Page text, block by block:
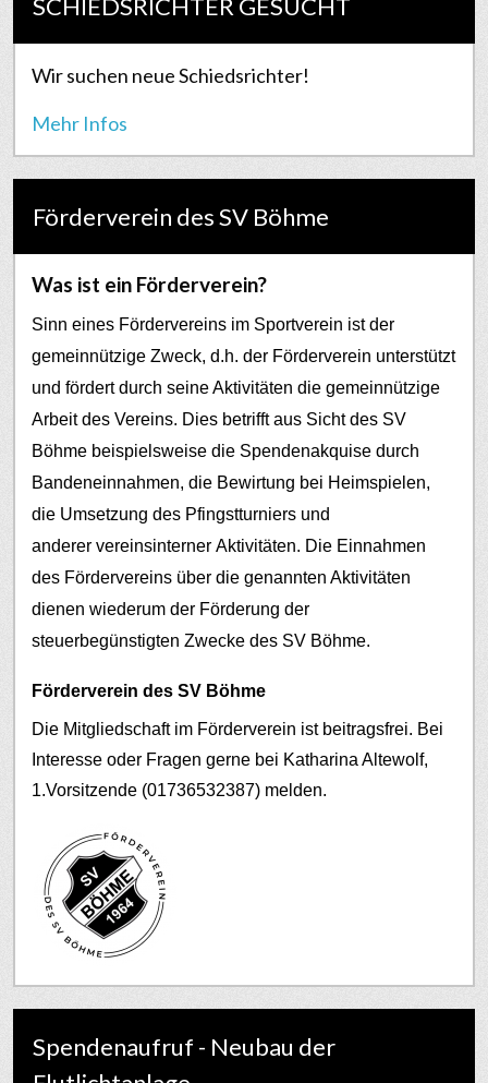
SCHIEDSRICHTER GESUCHT
Wir suchen neue Schiedsrichter!
Mehr Infos
Förderverein des SV Böhme
Was ist ein Förderverein?
Sinn eines Fördervereins im Sportverein ist der
gemeinnützige Zweck, d.h. der Förderverein unterstützt
und fördert durch seine Aktivitäten die gemeinnützige
Arbeit des Vereins. Dies betrifft aus Sicht des SV
Böhme beispielsweise die Spendenakquise durch
Bandeneinnahmen, die Bewirtung bei Heimspielen,
die Umsetzung des Pfingstturniers und
anderer vereinsinterner Aktivitäten. Die Einnahmen
des Fördervereins über die genannten Aktivitäten
dienen wiederum der Förderung der
steuerbegünstigten Zwecke des SV Böhme.
Förderverein des SV Böhme
Die Mitgliedschaft im Förderverein ist beitragsfrei. Bei
Interesse oder Fragen gerne bei Katharina Altewolf,
1.Vorsitzende (01736532387) melden.
Spendenaufruf - Neubau der